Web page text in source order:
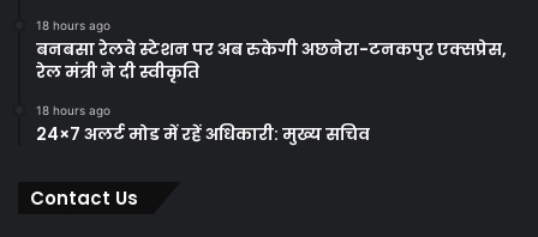
18 hours ago
बनबसा रेलवे स्टेशन पर अब रुकेगी अछनेरा-टनकपुर एक्सप्रेस,
रेल मंत्री ने दी स्वीकृति
18 hours ago
24×7 अलर्ट मोड में रहें अधिकारी: मुख्य सचिव
Contact Us